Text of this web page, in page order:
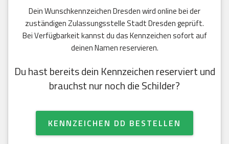
Dein Wunschkennzeichen Dresden wird online bei der
zuständigen Zulassungsstelle Stadt Dresden geprüft.
Bei Verfügbarkeit kannst du das Kennzeichen sofort auf
deinen Namen reservieren.
Du hast bereits dein Kennzeichen reserviert und
brauchst nur noch die Schilder?
KENNZEICHEN DD BESTELLEN